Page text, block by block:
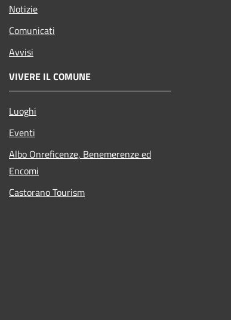
Notizie
Comunicati
Avvisi
VIVERE IL COMUNE
Luoghi
Eventi
Albo Onreficenze, Benemerenze ed
Encomi
Castorano Tourism